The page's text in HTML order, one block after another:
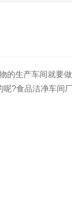
的生产车间就要
?食品洁净车间